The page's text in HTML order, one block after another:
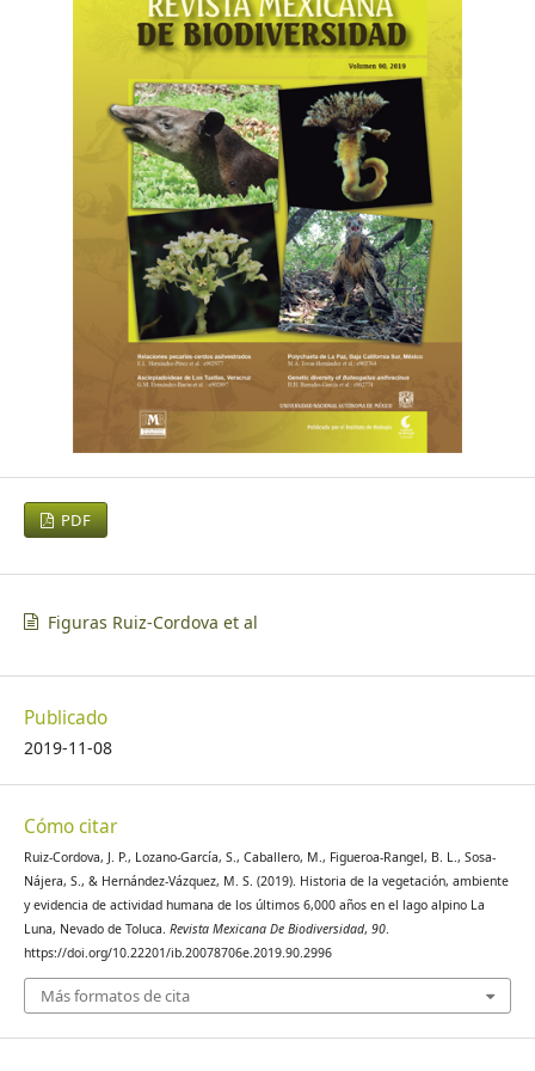
Arce, J.L., Macías, J.L., Gardner, J.E. y Layer, P.W. (2006). A 2.5
ka history of dacitic magmatim at Nevado de Toluca, México:
Petrological, 40 Ar/ 39 Ar dating, and experimental
constraints on petrogenesis. Journal of petrology, 3, 457 –
Beach, T., Luzzadder-Beach, S., Cook, D., Dunning, N.,
Kennett, D.J., Krause, S., Terry, R., Trein, D. y Valdez, F. (2015).
Ancient Maya impacts of the earth’s surface: An early
Anthropocene analog? Quaternary Science Reviews, 124, 1 –
Bernal, J.P., Lachniet, M., CcCulloch, M., Mortimer, G.,
Morales, P., y Cienfuegos, E. (2011). A speleothem record of
Holocene climate variability from southwestern México.
Quaternary Research, 75, 104 – 113.
Bhattacharya, T., Byrne, R., Bôhnel, H., Wogau, K., Kienel, U.,
México. PNAS, 6, 1693 – 1698.
Bhattacharya, T., Chiang, J.C.H. y Cheng, W. (2017). Ocean-
Mesoamérica. Quaternary Science Reviews, 169, 263 – 277.
Birks, H.J.B. y Birks, H.H. (1980). Quaternary Palaeoecology.
Blaauw, M. y Christen, J.A. (2011). Flexible paleoclimate age-
depth models using an autoregressive gamma process.
Bayesian Analysis, 6, 457 – 474.
Michoacán, México for the past 48,000 years: Impacts of
PDF
Figuras Ruiz-Cordova et al
Publicado
2019-11-08
Cómo citar
Ruiz-Cordova, J. P., Lozano-García, S., Caballero, M., Figueroa-Rangel, B. L., Sosa-
Nájera, S., & Hernández-Vázquez, M. S. (2019). Historia de la vegetación, ambiente
y evidencia de actividad humana de los últimos 6,000 años en el lago alpino La
Luna, Nevado de Toluca. Revista Mexicana De Biodiversidad, 90.
https://doi.org/10.22201/ib.20078706e.2019.90.2996
Más formatos de cita